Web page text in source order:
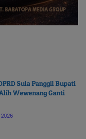
Sula Panggil Bupati
Wewenang Ganti